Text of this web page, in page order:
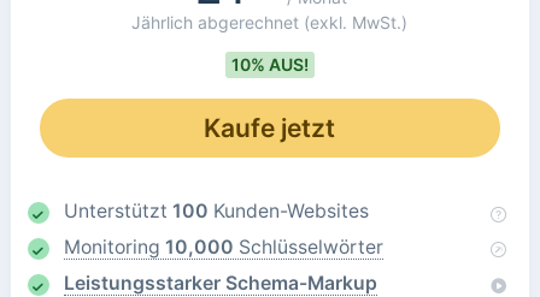
Jährlich abgerechnet (exkl. MwSt.)
10% AUS!
Kaufe jetzt
Unterstützt 100 Kunden-Websites
Monitoring 10,000 Schlüsselwörter
Leistungsstarker Schema-Markup